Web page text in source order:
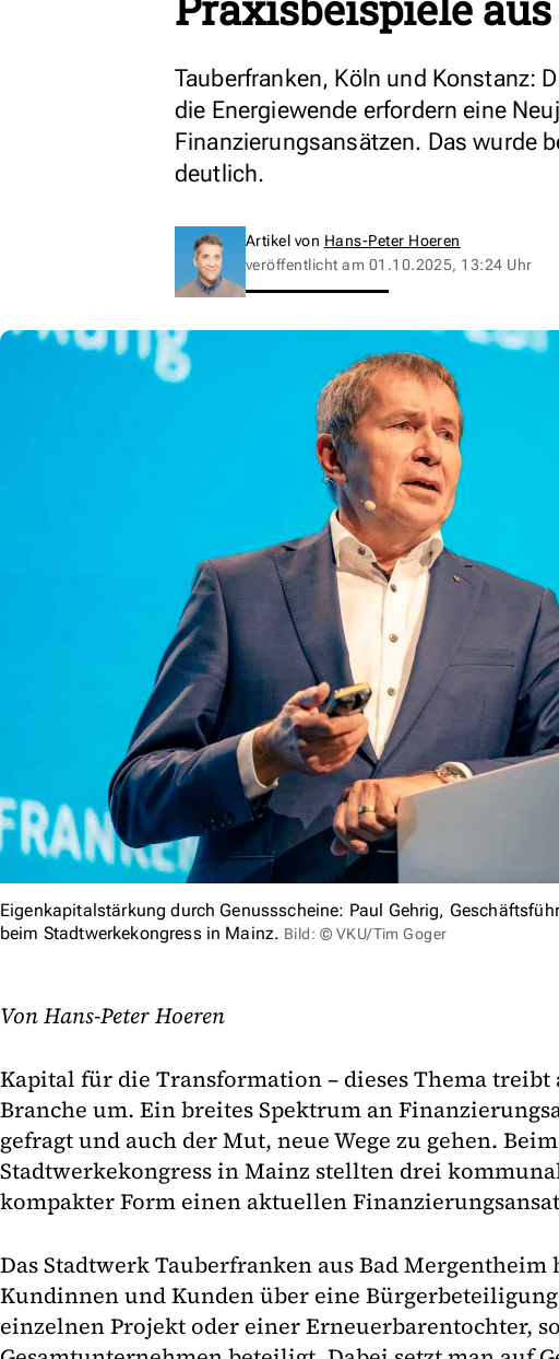
Tauberfranken, Köln und Konstanz:
die Energiewende erfordern eine
Finanzierungsansätzen. Das wurde
deutlich.
Artikel von Hans-Peter Hoeren
veröffentlicht am 01.10.2025, 13:24 Uhr
Eigenkapitalstärkung durch Genussscheine: Paul Gehrig,
beim Stadtwerkekongress in Mainz. Bild: © VKU/Tim Goger
Von Hans-Peter Hoeren
Kapital für die Transformation – dieses Thema treibt
Branche um. Ein breites Spektrum an
gefragt und auch der Mut, neue Wege zu gehen.
Stadtwerkekongress in Mainz stellten drei
kompakter Form einen aktuellen
Das Stadtwerk Tauberfranken aus Bad Mergentheim
Kundinnen und Kunden über eine
einzelnen Projekt oder einer Erneuerbarentochter,